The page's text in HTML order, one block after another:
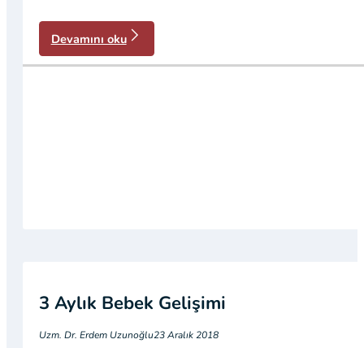
Devamını oku
3 Aylık Bebek Gelişimi
Uzm. Dr. Erdem Uzunoğlu23 Aralık 2018